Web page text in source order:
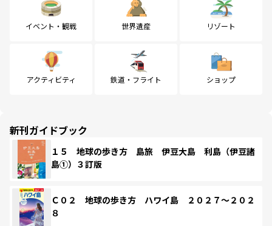
イベント・観戦 世界遺産 リゾート
アクティビティ 鉄道・フライト ショップ
新刊ガイドブック
１５ 地球の歩き方 島旅 伊豆大島 利島（伊豆諸
島①）３訂版
Ｃ０２ 地球の歩き方 ハワイ島 ２０２７～２０２
８